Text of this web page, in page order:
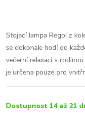
Stojací lampa Regol z
se dokonale hodí do
večerní relaxaci s
je určena pouze pro
Dostupnost 14 až 21